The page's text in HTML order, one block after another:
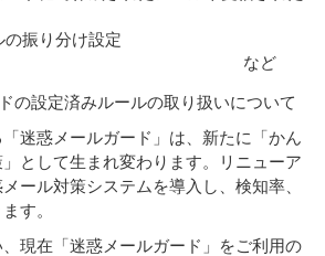
振り分け設定
など
の設定済みルールの取り扱いについて
迷惑メールガード」は、新たに「かん
として生まれ変わります。リニューア
ール対策システムを導入し、検知率、
す。
現在「迷惑メールガード」をご利用の